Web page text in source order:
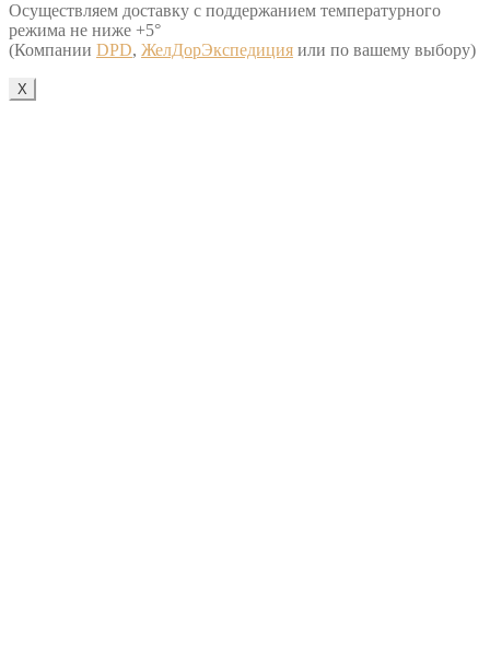
Осуществляем доставку с поддержанием температурного
режима не ниже +5°
(Компании DPD, ЖелДорЭкспедиция или по вашему выбору)
X